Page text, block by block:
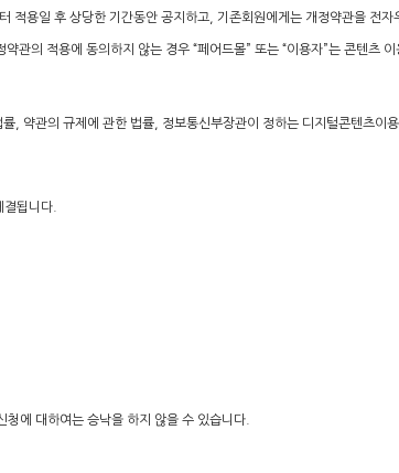
용일 후 상당한 기간동안 공지하고, 기존회원에게는 개정약관을 전자
의 적용에 동의하지 않는 경우 “페어드몰” 또는 “이용자”는 콘텐츠
약관의 규제에 관한 법률, 정보통신부장관이 정하는 디지털콘텐츠이
됩니다.
에 대하여는 승낙을 하지 않을 수 있습니다.